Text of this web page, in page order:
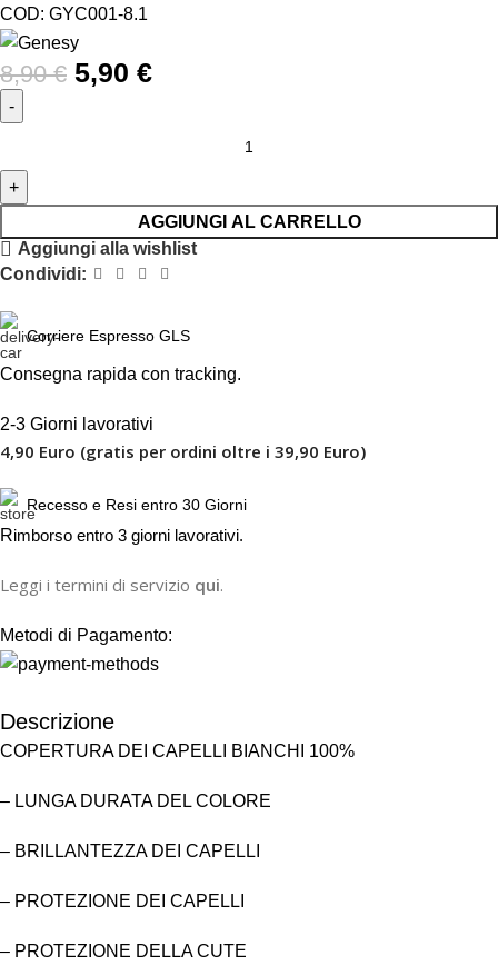
COD: GYC001-8.1
8,90€ 5,90 €
AGGIUNGI AL CARRELLO
Aggiungi alla wishlist
Condividi:
Corriere Espresso GLS
Consegna rapida con tracking.
2-3 Giorni lavorativi
4,90 Euro (gratis per ordini oltre i 39,90 Euro)
Recesso e Resi entro 30 Giorni
Rimborso entro 3 giorni lavorativi.
Leggi i termini di servizio qui.
Metodi di Pagamento:
Descrizione
COPERTURA DEI CAPELLI BIANCHI 100%
– LUNGA DURATA DEL COLORE
– BRILLANTEZZA DEI CAPELLI
– PROTEZIONE DEI CAPELLI
– PROTEZIONE DELLA CUTE